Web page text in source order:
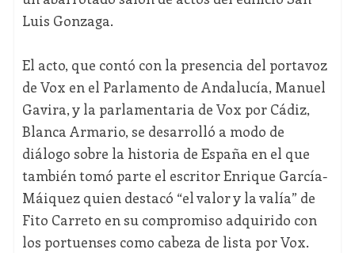
Luis Gonzaga.
El acto, que contó con la presencia del portavoz
de Vox en el Parlamento de Andalucía, Manuel
Gavira, y la parlamentaria de Vox por Cádiz,
Blanca Armario, se desarrolló a modo de
diálogo sobre la historia de España en el que
también tomó parte el escritor Enrique García-
Máiquez quien destacó “el valor y la valía” de
Fito Carreto en su compromiso adquirido con
los portuenses como cabeza de lista por Vox.